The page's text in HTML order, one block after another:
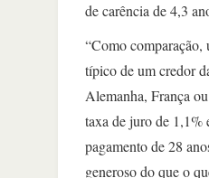
de carência de 4,3
“Como comparação,
típico de um credor
Alemanha, França
taxa de juro de 1,1%
pagamento de 28
generoso do que o